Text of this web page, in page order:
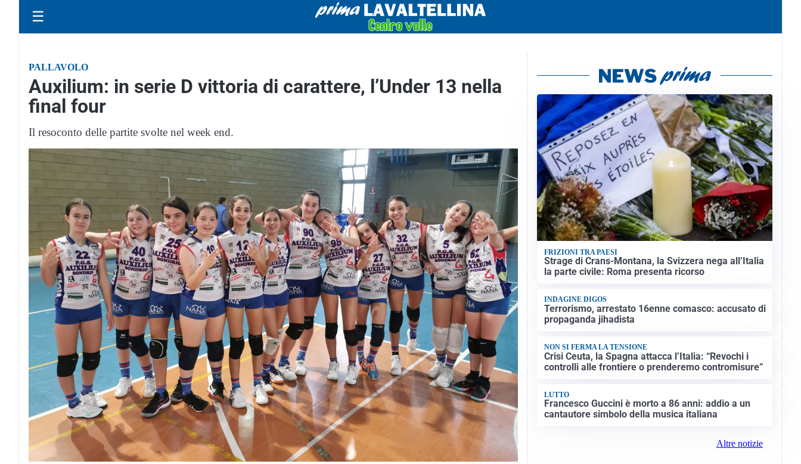
☰
PALLAVOLO
Auxilium: in serie D vittoria di carattere, l’Under 13 nella
final four
Il resoconto delle partite svolte nel week end.
FRIZIONI TRA PAESI
Strage di Crans-Montana, la Svizzera nega all’Italia
la parte civile: Roma presenta ricorso
INDAGINE DIGOS
Terrorismo, arrestato 16enne comasco: accusato di
propaganda jihadista
NON SI FERMA LA TENSIONE
Crisi Ceuta, la Spagna attacca l’Italia: “Revochi i
controlli alle frontiere o prenderemo contromisure”
LUTTO
Francesco Guccini è morto a 86 anni: addio a un
cantautore simbolo della musica italiana
Altre notizie